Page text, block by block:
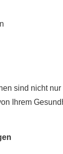
sind nicht
Ihrem